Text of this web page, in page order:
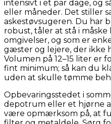
intensivt i et par dage, og
eller måneder. Det stiller
askestøvsugeren. Du har
robust, tåler at stå i
omgivelser, og som er
gæster og lejere, der ikke
Volumen på 12–15 liter er
fint minimum; så kan du
uden at skulle tømme
Opbevaringsstedet i
depotrum eller et hjørne
være opmærksom på, at